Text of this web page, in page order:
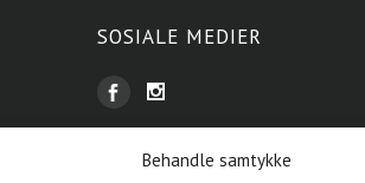
Behandle samtykke
SOSIALE MEDIER
PERSONVERN